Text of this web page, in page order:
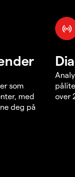
som
med
deg på
over